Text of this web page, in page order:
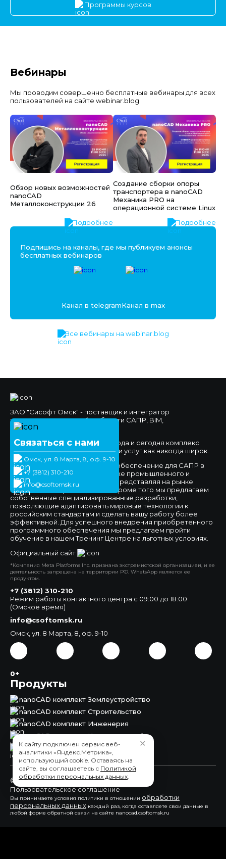
Программы курсов
Вебинары
Мы проводим совершенно бесплатные вебинары для всех
пользователей на сайте webinar.blog
Обзор новых возможностей
nanoCAD
Металлоконструкции 26
Подробнее
Создание сборки опоры
транспортера в nanoCAD
Механика PRO на
операционной системе Linux
Подробнее
Подпишись на каналы, где мы публикуем анонсы
бесплатных вебинаров
Канал в telegramКанал в max
Все вебинары на webinar.blog
Связаться с нами
Омск, ул. 8 Марта, 8, оф. 9-10
+7 (3812) 310-210
info@csoftomsk.ru
ЗАО "Сисофт Омск" - поставщик и интегратор
комплексных решений в области САПР, BIM,
Документооборота.
Мы работаем на рынке с 1994 года и сегодня комплекс
предлагаемых нами продуктов и услуг как никогда широк.
Мы предлагаем программное обеспечение для САПР в
сфере машиностроения, а также промышленного и
гражданского строительства, представляя на рынке
ведущих вендоров отраслей. Кроме того мы предлагаем
собственные специализированные разработки,
позволяющие адаптировать мировые технологии к
российским стандартам и сделать вашу работу более
эффективной. Для успешного внедрения приобретенного
программного обеспечения мы предлагаем пройти
обучение в нашем Тренинг Центре на льготных условиях.
Официальный сайт
*Компания Meta Platforms Inc. признана экстремистской организацией, и ее
деятельность запрещена на территории РФ. WhatsApp является ее
продуктом.
Продукты
nanoCAD комплект Землеустройство
nanoCAD комплект Строительство
nanoCAD комплект Инженерия
nanoCAD комплект Корпоративный
nanoCAD Землеустройство
+7 (3812) 310-210
Режим работы контактного центра с 09:00 до 18:00
(Омское время)
info@csoftomsk.ru
Омск, ул. 8 Марта, 8, оф. 9-10
0+
© 2015 - 2026 ЗАО «СиСофт Омск»
Пользовательское соглашение
Вы принимаете условия политики в отношении обработки
персональных данных каждый раз, когда оставляете свои данные в
любой форме обратной связи на сайте nanocad.csoftomsk.ru
К сайту подключен сервис веб-
аналитики «Яндекс.Метрика»,
использующий cookie. Оставаясь на
сайте, вы соглашаетесь с Политикой
обработки персональных данных.
✕